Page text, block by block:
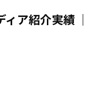
ィア紹介実績